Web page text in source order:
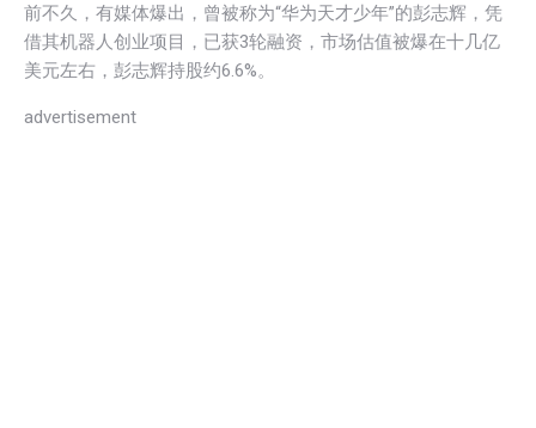
前不久，有媒体爆出，曾被称为“华为天才少年”的彭志辉，凭
借其机器人创业项目，已获3轮融资，市场估值被爆在十几亿
美元左右，彭志辉持股约6.6%。
advertisement